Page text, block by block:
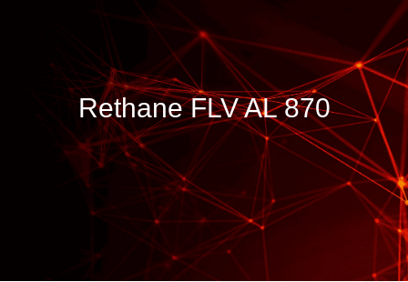
Rethane FLV AL 870